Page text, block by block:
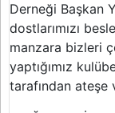
Derneği Başkan
dostlarımızı
manzara bizleri
yaptığımız
tarafından